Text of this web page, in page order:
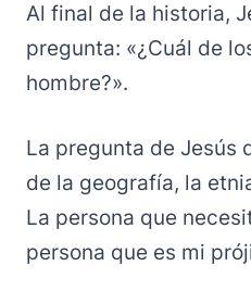
Al final de la historia,
pregunta: «¿Cuál de
hombre?».
La pregunta de Jesús
de la geografía, la
La persona que
persona que es mi